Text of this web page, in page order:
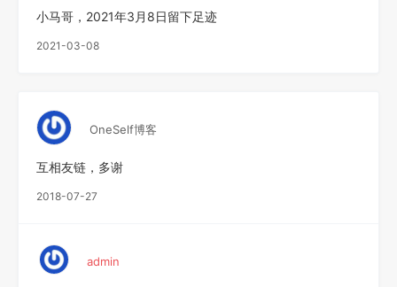
小马哥，2021年3月8日留下足迹
2021-03-08
OneSelf博客
互相友链，多谢
2018-07-27
admin